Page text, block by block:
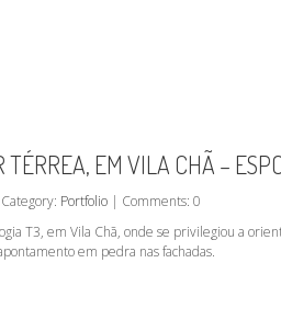
EM VILA CHÃ –
Portfolio | Comments: 0
T3, em Vila Chã, onde se privilegiou a
em pedra nas fachadas.